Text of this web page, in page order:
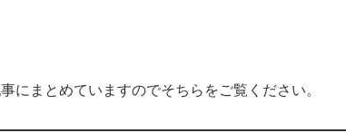
にまとめていますのでそちらをご覧ください。